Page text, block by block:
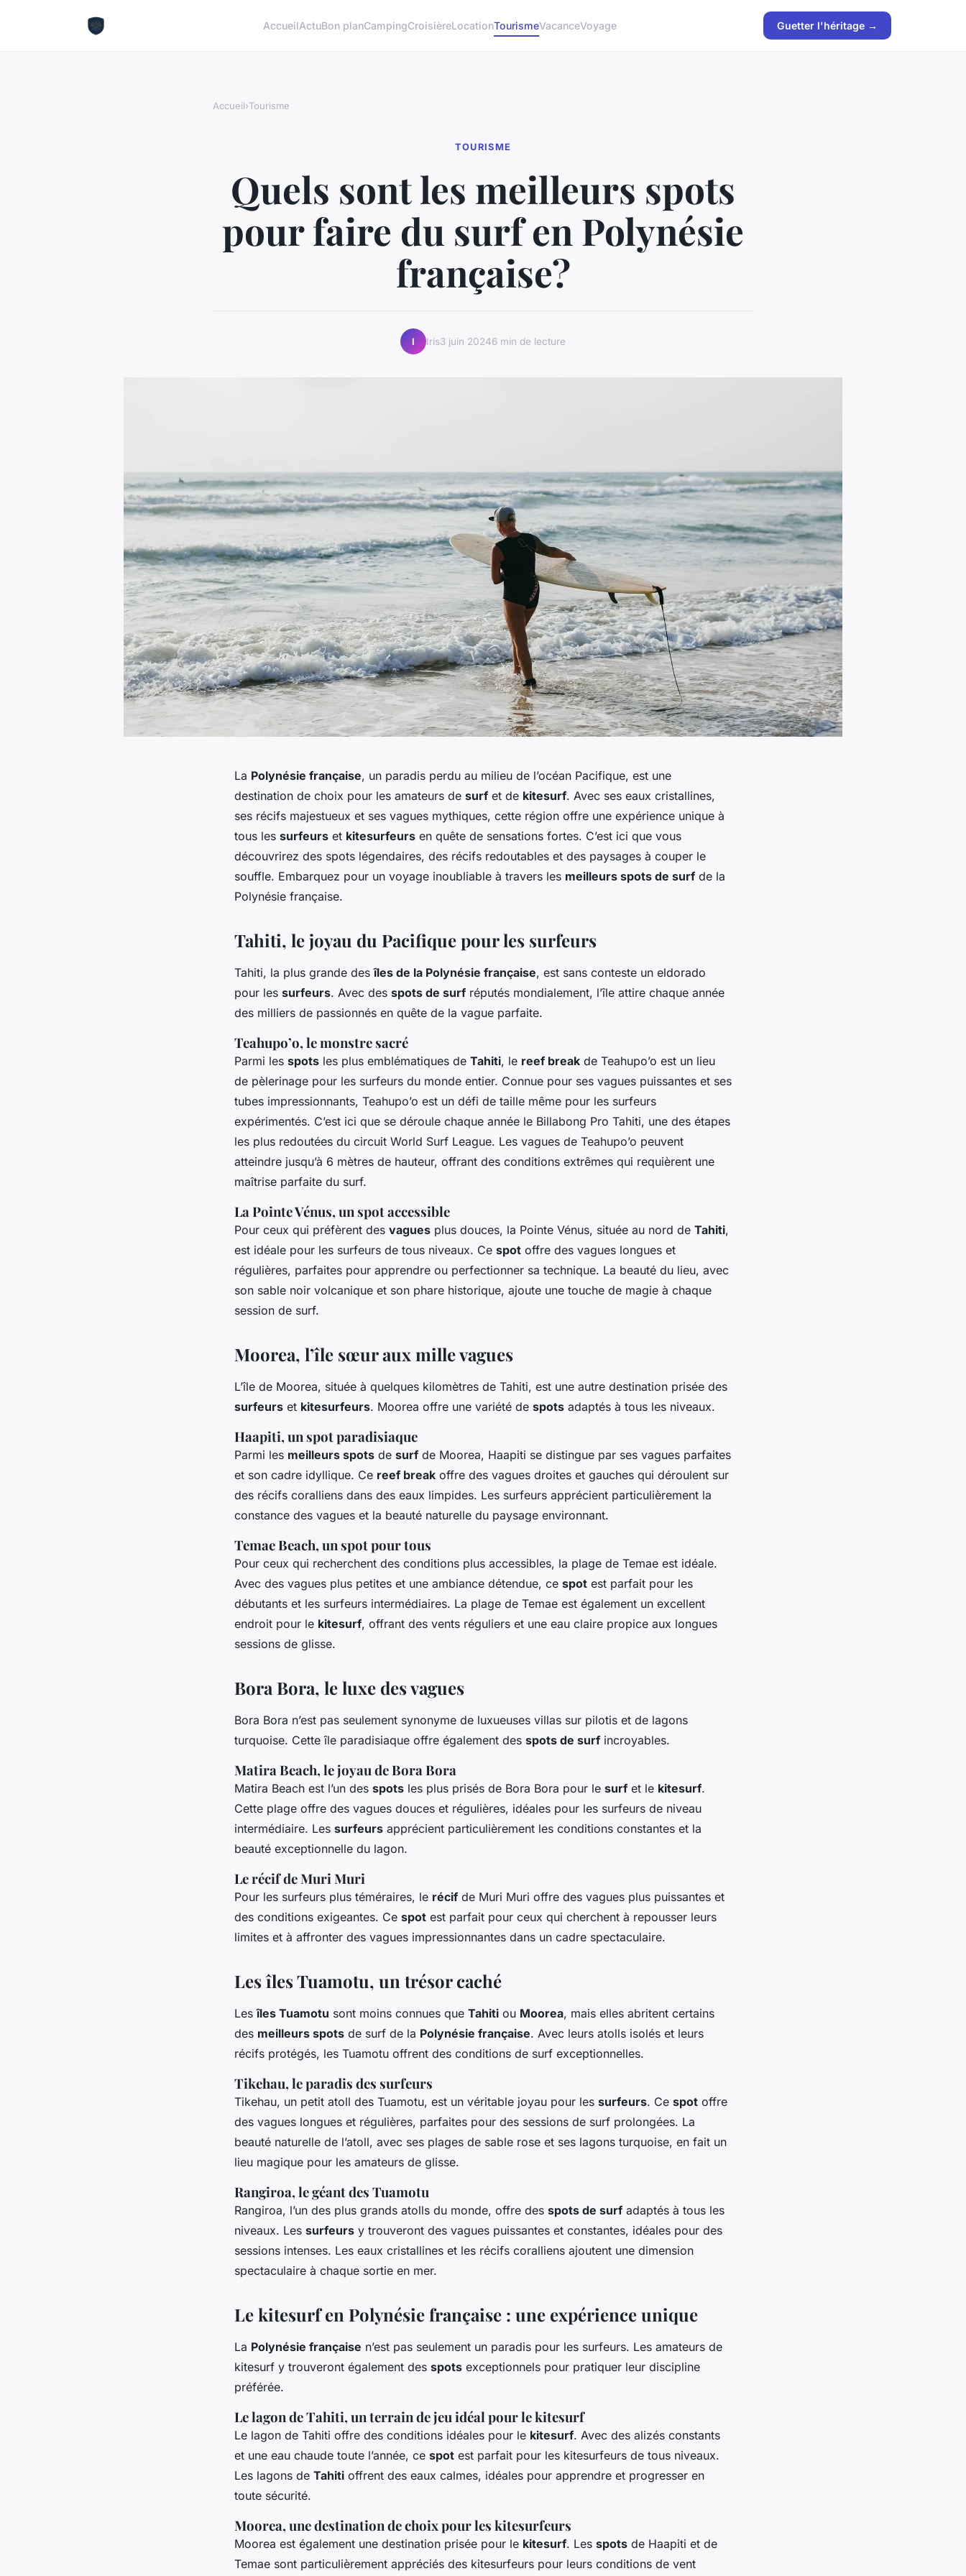
AccueilActuBon planCampingCroisièreLocationTourismeVacanceVoyage Guetter l'héritage →
Accueil›Tourisme
TOURISME
Quels sont les meilleurs spots
pour faire du surf en Polynésie
française?
I Iris3 juin 20246 min de lecture
La Polynésie française, un paradis perdu au milieu de l’océan Pacifique, est une
destination de choix pour les amateurs de surf et de kitesurf. Avec ses eaux cristallines,
ses récifs majestueux et ses vagues mythiques, cette région offre une expérience unique à
tous les surfeurs et kitesurfeurs en quête de sensations fortes. C’est ici que vous
découvrirez des spots légendaires, des récifs redoutables et des paysages à couper le
souffle. Embarquez pour un voyage inoubliable à travers les meilleurs spots de surf de la
Polynésie française.
Tahiti, le joyau du Pacifique pour les surfeurs
Tahiti, la plus grande desîles de la Polynésie française, est sans conteste un eldorado
pour les surfeurs. Avec des spots de surf réputés mondialement, l’île attire chaque année
des milliers de passionnés en quête de la vague parfaite.
Teahupo’o, le monstre sacré
Parmi les spots les plus emblématiques de Tahiti, le reef break de Teahupo’o est un lieu
de pèlerinage pour les surfeurs du monde entier. Connue pour ses vagues puissantes et ses
tubes impressionnants, Teahupo’o est un défi de taille même pour les surfeurs
expérimentés. C’est ici que se déroule chaque année le Billabong Pro Tahiti, une des étapes
les plus redoutées du circuit World Surf League. Les vagues de Teahupo’o peuvent
atteindre jusqu’à 6 mètres de hauteur, offrant des conditions extrêmes qui requièrent une
maîtrise parfaite du surf.
La Pointe Vénus, un spot accessible
Pour ceux qui préfèrent des vagues plus douces, la Pointe Vénus, située au nord de Tahiti,
est idéale pour les surfeurs de tous niveaux. Ce spot offre des vagues longues et
régulières, parfaites pour apprendre ou perfectionner sa technique. La beauté du lieu, avec
son sable noir volcanique et son phare historique, ajoute une touche de magie à chaque
session de surf.
Moorea, l’île sœur aux mille vagues
L’île de Moorea, située à quelques kilomètres de Tahiti, est une autre destination prisée des
surfeurs et kitesurfeurs. Moorea offre une variété de spots adaptés à tous les niveaux.
Haapiti, un spot paradisiaque
Parmi les meilleurs spots de surf de Moorea, Haapiti se distingue par ses vagues parfaites
et son cadre idyllique. Ce reef break offre des vagues droites et gauches qui déroulent sur
des récifs coralliens dans des eaux limpides. Les surfeurs apprécient particulièrement la
constance des vagues et la beauté naturelle du paysage environnant.
Temae Beach, un spot pour tous
Pour ceux qui recherchent des conditions plus accessibles, la plage de Temae est idéale.
Avec des vagues plus petites et une ambiance détendue, ce spot est parfait pour les
débutants et les surfeurs intermédiaires. La plage de Temae est également un excellent
endroit pour le kitesurf, offrant des vents réguliers et une eau claire propice aux longues
sessions de glisse.
Bora Bora, le luxe des vagues
Bora Bora n’est pas seulement synonyme de luxueuses villas sur pilotis et de lagons
turquoise. Cette île paradisiaque offre également des spots de surf incroyables.
Matira Beach, le joyau de Bora Bora
Matira Beach est l’un des spots les plus prisés de Bora Bora pour le surf et le kitesurf.
Cette plage offre des vagues douces et régulières, idéales pour les surfeurs de niveau
intermédiaire. Les surfeurs apprécient particulièrement les conditions constantes et la
beauté exceptionnelle du lagon.
Le récif de Muri Muri
Pour les surfeurs plus téméraires, le récif de Muri Muri offre des vagues plus puissantes et
des conditions exigeantes. Ce spot est parfait pour ceux qui cherchent à repousser leurs
limites et à affronter des vagues impressionnantes dans un cadre spectaculaire.
Les îles Tuamotu, un trésor caché
Lesîles Tuamotu sont moins connues que Tahiti ou Moorea, mais elles abritent certains
des meilleurs spots de surf de la Polynésie française. Avec leurs atolls isolés et leurs
récifs protégés, les Tuamotu offrent des conditions de surf exceptionnelles.
Tikehau, le paradis des surfeurs
Tikehau, un petit atoll des Tuamotu, est un véritable joyau pour les surfeurs. Ce spot offre
des vagues longues et régulières, parfaites pour des sessions de surf prolongées. La
beauté naturelle de l’atoll, avec ses plages de sable rose et ses lagons turquoise, en fait un
lieu magique pour les amateurs de glisse.
Rangiroa, le géant des Tuamotu
Rangiroa, l’un des plus grands atolls du monde, offre des spots de surf adaptés à tous les
niveaux. Les surfeurs y trouveront des vagues puissantes et constantes, idéales pour des
sessions intenses. Les eaux cristallines et les récifs coralliens ajoutent une dimension
spectaculaire à chaque sortie en mer.
Le kitesurf en Polynésie française : une expérience unique
La Polynésie française n’est pas seulement un paradis pour les surfeurs. Les amateurs de
kitesurf y trouveront également des spots exceptionnels pour pratiquer leur discipline
préférée.
Le lagon de Tahiti, un terrain de jeu idéal pour le kitesurf
Le lagon de Tahiti offre des conditions idéales pour le kitesurf. Avec des alizés constants
et une eau chaude toute l’année, ce spot est parfait pour les kitesurfeurs de tous niveaux.
Les lagons de Tahiti offrent des eaux calmes, idéales pour apprendre et progresser en
toute sécurité.
Moorea, une destination de choix pour les kitesurfeurs
Moorea est également une destination prisée pour le kitesurf. Les spots de Haapiti et de
Temae sont particulièrement appréciés des kitesurfeurs pour leurs conditions de vent